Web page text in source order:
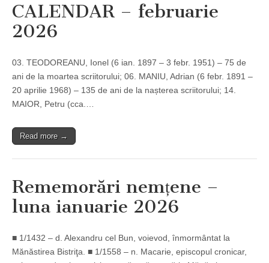
CALENDAR – februarie
2026
03. TEODOREANU, Ionel (6 ian. 1897 – 3 febr. 1951) – 75 de
ani de la moartea scriitorului; 06. MANIU, Adrian (6 febr. 1891 –
20 aprilie 1968) – 135 de ani de la nașterea scriitorului; 14.
MAIOR, Petru (cca.…
Read more →
Rememorări nemțene –
luna ianuarie 2026
■ 1/1432 – d. Alexandru cel Bun, voievod, înmormântat la
Mănăstirea Bistriţa. ■ 1/1558 – n. Macarie, episcopul cronicar,